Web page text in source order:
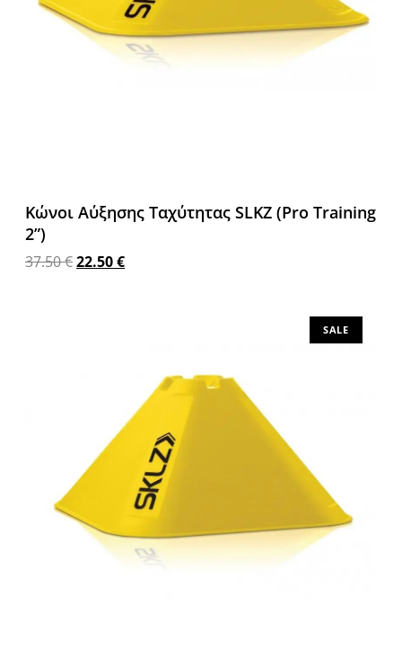
Κώνοι Αύξησης Ταχύτητας SLKZ (Pro Training
2”)
37.50€22.50€
SALE